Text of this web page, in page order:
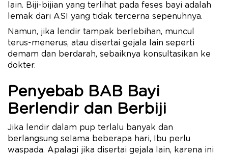
lain. Biji-bijian yang terlihat pada feses bayi adalah
lemak dari ASI yang tidak tercerna sepenuhnya.
Namun, jika lendir tampak berlebihan, muncul
terus-menerus, atau disertai gejala lain seperti
demam dan berdarah, sebaiknya konsultasikan ke
dokter.
Penyebab BAB Bayi
Berlendir dan Berbiji
Jika lendir dalam pup terlalu banyak dan
berlangsung selama beberapa hari, Ibu perlu
waspada. Apalagi jika disertai gejala lain, karena ini